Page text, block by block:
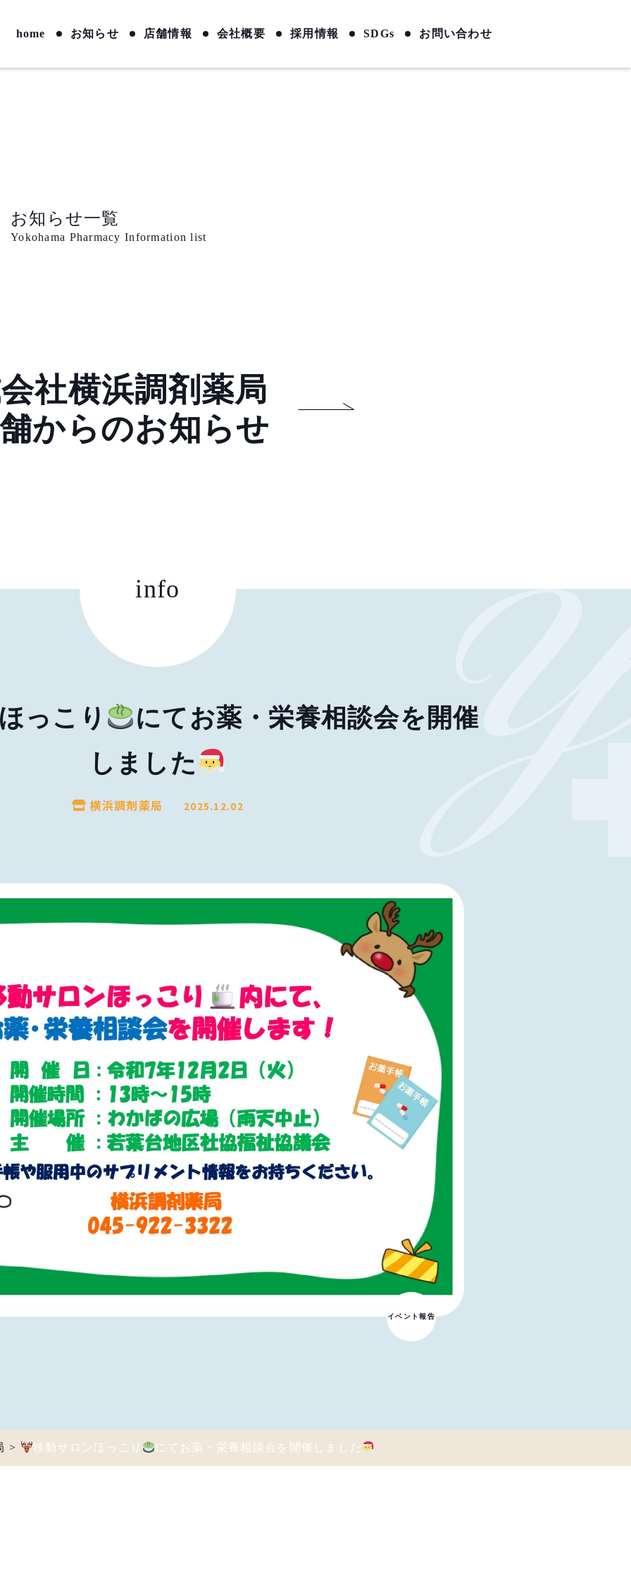
home お知らせ 店舗情報 会社概要 採用情報 SDGs お問い合わせ
お知らせ一覧
Yokohama Pharmacy Information list
社横浜調剤薬局
からのお知らせ
info
っこり
にてお薬・栄養相談会を開催
しました
横浜調剤薬局 2025.12.02
お知らせ
イベント報告
> 移動サロンほっこり にてお薬・栄養相談会を開催しました